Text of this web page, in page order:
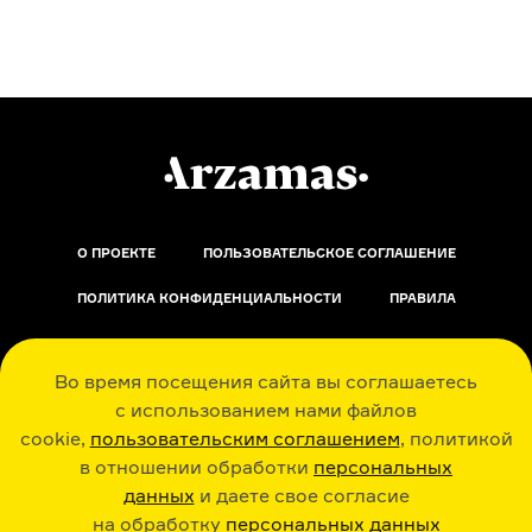
Во время посещения сайта вы соглашаетесь
с использованием нами файлов
cookie, пользовательским соглашением, политикой
в отношении обработки персональных
данных и даете свое согласие
на обработку персональных данных
О ПРОЕКТЕ ПОЛЬЗОВАТЕЛЬСКОЕ СОГЛАШЕНИЕ
ПОЛИТИКА КОНФИДЕНЦИАЛЬНОСТИ ПРАВИЛА
ОБРАТНАЯ СВЯЗЬ
РАДИО ARZAMAS ГУСЬГУСЬ